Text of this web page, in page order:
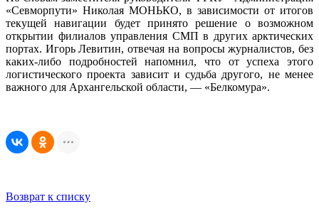
«Севморпути» Николая МОНЬКО, в зависимости от итогов
текущей навигации будет принято решение о возможном
открытии филиалов управления СМП в других арктических
портах. Игорь Левитин, отвечая на вопросы журналистов, без
каких-либо подробностей напомнил, что от успеха этого
логистического проекта зависит и судьба другого, не менее
важного для Архангельской области, — «Белкомура».
Возврат к списку